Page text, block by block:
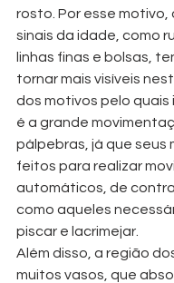
rosto. Por esse motivo,
sinais da idade, como
linhas finas e bolsas,
tornar mais visíveis
dos motivos pelo
é a grande
pálpebras, já que seus
feitos para realizar
automáticos, de
como aqueles
piscar e lacrimejar.
Além disso, a região
muitos vasos, que